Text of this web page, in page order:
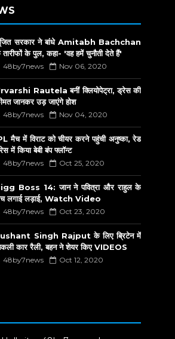
सरकार ने बांधे Amitabh Bachchan
के पुल, कहा- 'वह हमें चुनौती देते हैं'
48by7news Nov 06, 2020
Rautela बनीं क्लियोपेट्रा, ड्रेस की
जानकर उड़ जाएंगे होश
48by7news Nov 04, 2020
मैच में विराट को चीयर करने पहुंची अनुष्का, रेड
में किया बेबी बंप फ्लॉन्ट
48by7news Oct 25, 2020
Boss 14: जान ने पवित्रा और राहुल के
लगाई लड़ाई, Watch Video
48by7news Oct 23, 2020
Singh Rajput के लिए ब्रिटेन में
कार रैली, बहन ने शेयर किए VIDEOS
48by7news Oct 12, 2020